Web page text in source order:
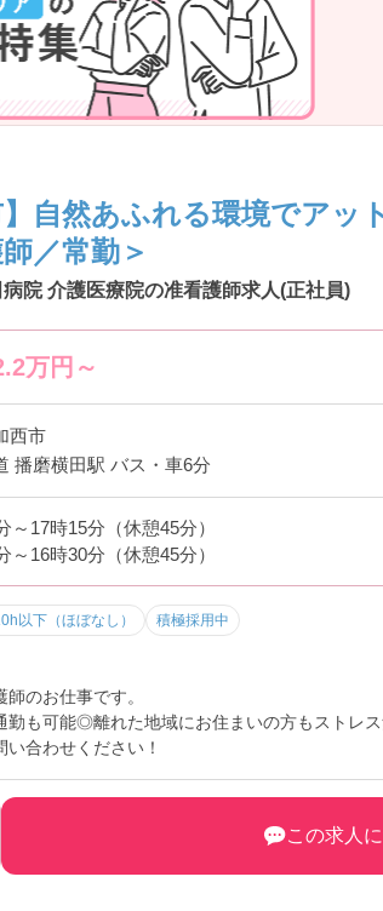
】自然あふれる環境でア
／常勤＞
院 介護医療院の准看護師求人(正社員)
万円～
西市
播磨横田駅 バス・車6分
～17時15分（休憩45分）
～16時30分（休憩45分）
以下（ほぼなし） 積極採用中
のお仕事です。
勤も可能◎離れた地域にお住まいの方もストレ
合わせください！
この求人